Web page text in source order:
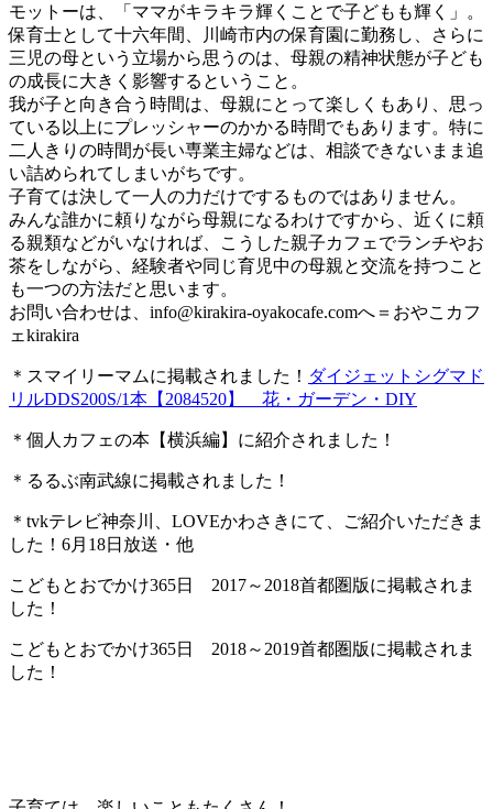
モットーは、「ママがキラキラ輝くことで子どもも輝く」。
保育士として十六年間、川崎市内の保育園に勤務し、さらに
三児の母という立場から思うのは、母親の精神状態が子ども
の成長に大きく影響するということ。
我が子と向き合う時間は、母親にとって楽しくもあり、思っ
ている以上にプレッシャーのかかる時間でもあります。特に
二人きりの時間が長い専業主婦などは、相談できないまま追
い詰められてしまいがちです。
子育ては決して一人の力だけでするものではありません。
みんな誰かに頼りながら母親になるわけですから、近くに頼
る親類などがいなければ、こうした親子カフェでランチやお
茶をしながら、経験者や同じ育児中の母親と交流を持つこと
も一つの方法だと思います。
お問い合わせは、 info@kirakira-oyakocafe.comへ＝おやこカフ
ェkirakira
＊スマイリーマムに掲載されました！ ダイジェットシグマド
リルDDS200S/1本【2084520】 花・ガーデン・DIY
＊個人カフェの本【横浜編】に紹介されました！
＊るるぶ南武線に掲載されました！
＊tvkテレビ神奈川、LOVEかわさきにて、ご紹介いただきま
した！6月18日放送・他
こどもとおでかけ365日 2017～2018首都圏版に掲載されま
した！
こどもとおでかけ365日 2018～2019首都圏版に掲載されま
した！